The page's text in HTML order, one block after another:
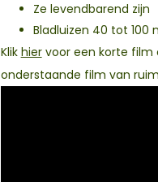
Ze levendbarend zijn
Bladluizen 40 tot 100
Klik hiervoor een korte film
onderstaande film van